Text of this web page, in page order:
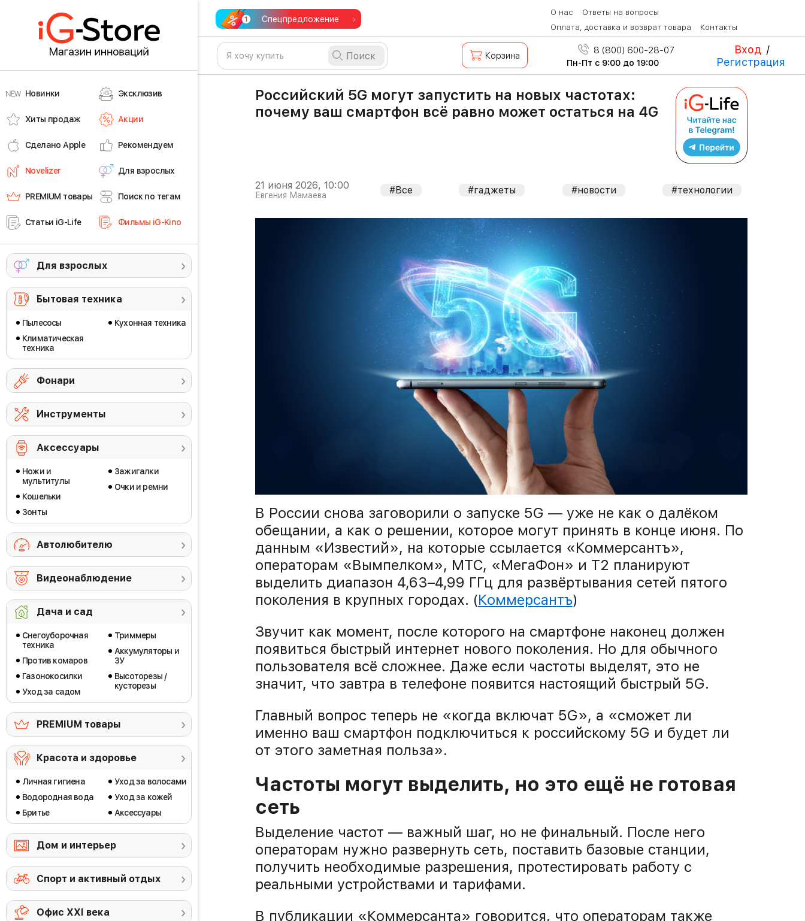
Новинки Эксклюзив
Хиты продаж Акции
Сделано Apple Рекомендуем
Novelizer Для взрослых
PREMIUM товары Поиск по тегам
Статьи iG-Life Фильмы iG-Kino
Для взрослых
Бытовая техника
Пылесосы
Климатическая
техника
Кухонная техника
Фонари
Инструменты
Аксессуары
Ножи и
мультитулы
Кошельки
Зонты
Зажигалки
Очки и ремни
Автолюбителю
Видеонаблюдение
Дача и сад
Снегоуборочная
техника
Против комаров
Газонокосилки
Уход за садом
Триммеры
Аккумуляторы и
ЗУ
Высоторезы /
кусторезы
PREMIUM товары
Красота и здоровье
Личная гигиена
Водородная вода
Бритье
Уход за волосами
Уход за кожей
Аксессуары
Дом и интерьер
Спорт и активный отдых
Офис ХХI века
Спецпредложение
О нас
Ответы на вопросы
Оплата, доставка и возврат товара
Контакты
Поиск Корзина 8 (800) 600-28-07
Пн-Пт с 9:00 до 19:00
Вход /
Регистрация
Российский 5G могут запустить на новых частотах:
почему ваш смартфон всё равно может остаться на 4G
21 июня 2026, 10:00
Евгения Мамаева #Все #гаджеты #новости #технологии
В России снова заговорили о запуске 5G — уже не как о далёком
обещании, а как о решении, которое могут принять в конце июня. По
данным «Известий», на которые ссылается «Коммерсантъ»,
операторам «Вымпелком», МТС, «МегаФон» и T2 планируют
выделить диапазон 4,63–4,99 ГГц для развёртывания сетей пятого
поколения в крупных городах. (Коммерсантъ)
Звучит как момент, после которого на смартфоне наконец должен
появиться быстрый интернет нового поколения. Но для обычного
пользователя всё сложнее. Даже если частоты выделят, это не
значит, что завтра в телефоне появится настоящий быстрый 5G.
Главный вопрос теперь не «когда включат 5G», а «сможет ли
именно ваш смартфон подключиться к российскому 5G и будет ли
от этого заметная польза».
Частоты могут выделить, но это ещё не готовая
сеть
Выделение частот — важный шаг, но не финальный. После него
операторам нужно развернуть сеть, поставить базовые станции,
получить необходимые разрешения, протестировать работу с
реальными устройствами и тарифами.
В публикации «Коммерсанта» говорится, что операторам также